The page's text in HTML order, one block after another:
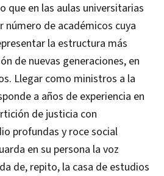
que en las aulas universitarias
número de académicos cuya
la estructura más
de nuevas generaciones, en
Llegar como ministros a la
a años de experiencia en
de justicia con
profundas y roce social
en su persona la voz
de, repito, la casa de estudios